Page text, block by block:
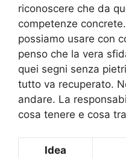
riconoscere che da
competenze
possiamo usare con
penso che la vera
quei segni senza
tutto va recuperato.
andare. La
cosa tenere e cosa
Idea